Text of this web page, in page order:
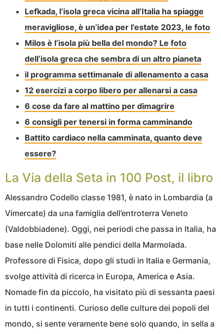
Lefkada, l’isola greca vicina all’Italia ha spiagge
meravigliose, è un’idea per l’estate 2023, le foto
Milos è l’isola più bella del mondo? Le foto
dell’isola greca che sembra di un altro pianeta
il programma settimanale di allenamento a casa
12 esercizi a corpo libero per allenarsi a casa
6 cose da fare al mattino per dimagrire
6 consigli per tenersi in forma camminando
Battito cardiaco nella camminata, quanto deve
essere?
La Via della Seta in 100 Post, il libro
Alessandro Codello classe 1981, è nato in Lombardia (a
Vimercate) da una famiglia dell’entroterra Veneto
(Valdobbiadene). Oggi, nei periodi che passa in Italia, ha
base nelle Dolomiti alle pendici della Marmolada.
Professore di Fisica, dopo gli studi in Italia e Germania,
svolge attività di ricerca in Europa, America e Asia.
Nomade fin da piccolo, ha visitato più di sessanta paesi
in tutti i continenti. Curioso delle culture dei popoli del
mondo, si sente veramente bene solo quando, in sella a